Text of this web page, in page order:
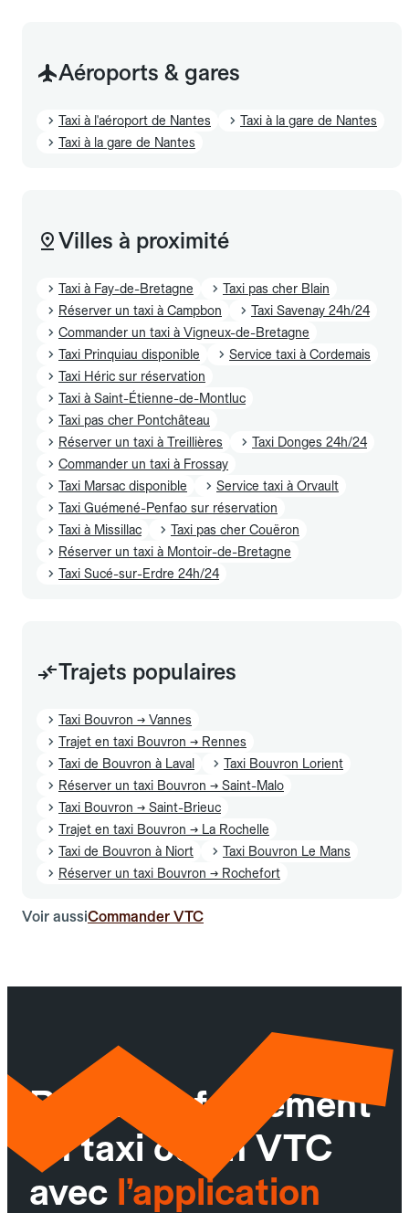
Aéroports & gares
Taxi à l'aéroport de Nantes
Taxi à la gare de Nantes
Taxi à la gare de Nantes
Villes à proximité
Taxi à Fay-de-Bretagne
Taxi pas cher Blain
Réserver un taxi à Campbon
Taxi Savenay 24h/24
Commander un taxi à Vigneux-de-Bretagne
Taxi Prinquiau disponible
Service taxi à Cordemais
Taxi Héric sur réservation
Taxi à Saint-Étienne-de-Montluc
Taxi pas cher Pontchâteau
Réserver un taxi à Treillières
Taxi Donges 24h/24
Commander un taxi à Frossay
Taxi Marsac disponible
Service taxi à Orvault
Taxi Guémené-Penfao sur réservation
Taxi à Missillac
Taxi pas cher Couëron
Réserver un taxi à Montoir-de-Bretagne
Taxi Sucé-sur-Erdre 24h/24
Trajets populaires
Taxi Bouvron → Vannes
Trajet en taxi Bouvron → Rennes
Taxi de Bouvron à Laval
Taxi Bouvron Lorient
Réserver un taxi Bouvron → Saint-Malo
Taxi Bouvron → Saint-Brieuc
Trajet en taxi Bouvron → La Rochelle
Taxi de Bouvron à Niort
Taxi Bouvron Le Mans
Réserver un taxi Bouvron → Rochefort
Voir aussiCommander VTC
Réservez facilement
un taxi ou un VTC
avec l’application